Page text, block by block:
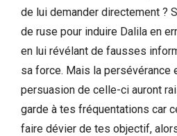
de lui demander directement ?
de ruse pour induire Dalila en
en lui révélant de fausses
sa force. Mais la persévérance
persuasion de celle-ci auront
garde à tes fréquentations car
faire dévier de tes objectif,